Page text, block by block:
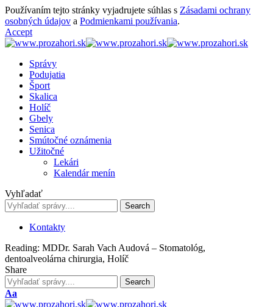
Používaním tejto stránky vyjadrujete súhlas s Zásadami ochrany
osobných údajov a Podmienkami používania.
Accept
Správy
Podujatia
Šport
Skalica
Holíč
Gbely
Senica
Smútočné oznámenia
Užitočné
Lekári
Kalendár menín
Vyhľadať
Kontakty
Reading: MDDr. Sarah Vach Audová – Stomatológ,
dentoalveolárna chirurgia, Holíč
Share
Font
Resizer
Aa